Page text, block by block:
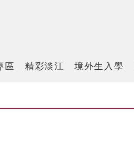
區 精彩淡江 境外生入學